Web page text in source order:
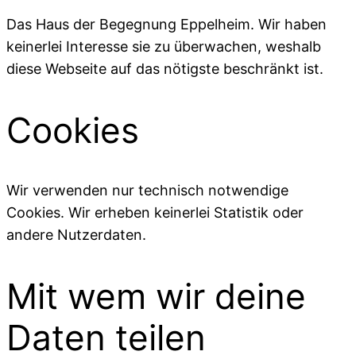
Das Haus der Begegnung Eppelheim. Wir haben
keinerlei Interesse sie zu überwachen, weshalb
diese Webseite auf das nötigste beschränkt ist.
Cookies
Wir verwenden nur technisch notwendige
Cookies. Wir erheben keinerlei Statistik oder
andere Nutzerdaten.
Mit wem wir deine
Daten teilen